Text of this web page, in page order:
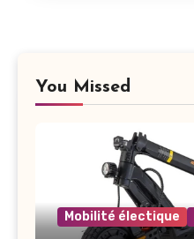
You Missed
Mobilité électique